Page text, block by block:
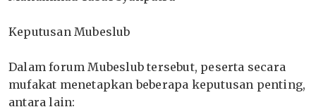
‎Keputusan Mubeslub
‎Dalam forum Mubeslub tersebut, peserta secara
mufakat menetapkan beberapa keputusan penting,
antara lain: